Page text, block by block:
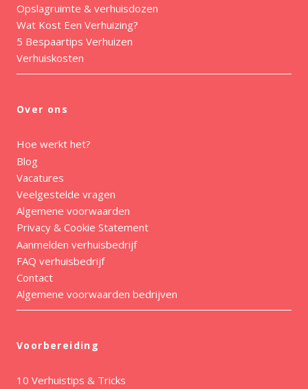
Opslagruimte & verhuisdozen
Wat Kost Een Verhuizing?
5 Bespaartips Verhuizen
Verhuiskosten
Over ons
Hoe werkt het?
Blog
Vacatures
Veelgestelde vragen
Algemene voorwaarden
Privacy & Cookie Statement
Aanmelden verhuisbedrijf
FAQ verhuisbedrijf
Contact
Algemene voorwaarden bedrijven
Voorbereiding
10 Verhuistips & Tricks